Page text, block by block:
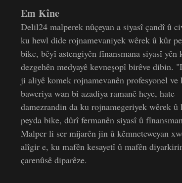
Em Kîne
Delil24 malperek nûçeyan a siyasî çandî û
ku hewl dide rojnamevaniyek wêrek û kûr
bike, bêyî astengiyên fînansmana siyasî yên
dezgehên medyayê kevneşopî birêve dibin.
ji aliyê komek rojnamevanên profesyonel ve
baweriya wan bi azadiya ramanê heye, hate
damezrandin da ku rojnamegeriyek wêrek û
peyda bike, dûrî fermanên siyasî û
Malper li ser mijarên jin û kêmneteweyan
alîgir e, ku mafên kesayetî û mafên
çarenûsê diparêze.